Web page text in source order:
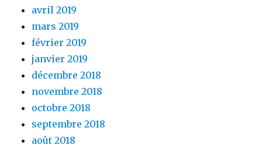
avril 2019
mars 2019
février 2019
janvier 2019
décembre 2018
novembre 2018
octobre 2018
septembre 2018
août 2018